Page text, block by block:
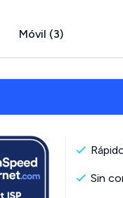
Móvil (3)
Sin